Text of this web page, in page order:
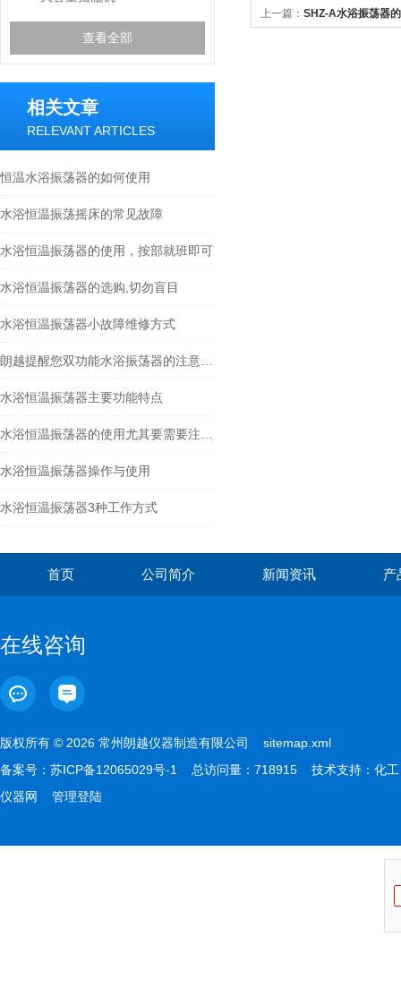
查看全部
相关文章
RELEVANT ARTICLES
恒温水浴振荡器的如何使用
水浴恒温振荡摇床的常见故障
水浴恒温振荡器的使用，按部就班即可
水浴恒温振荡器的选购,切勿盲目
水浴恒温振荡器小故障维修方式
水浴恒温振荡器主要功能特点
水浴恒温振荡器操作与使用
水浴恒温振荡器3种工作方式
上一篇： SHZ-A水浴振荡器
首页 公司简介 新闻资讯 产
在线咨询
版权所有 © 2026 常州朗越仪器制造有限公司 sitemap.xml
备案号： 苏ICP备12065029号-1 总访问量：718915 技术支持： 化工
仪器网
管理登陆